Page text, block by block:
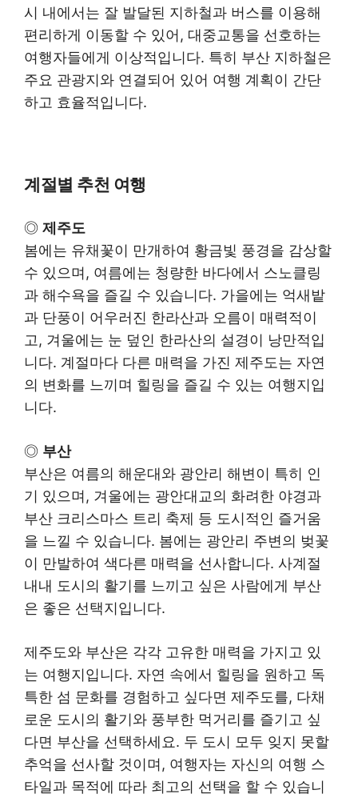
시 내에서는 잘 발달된 지하철과 버스를 이용해
편리하게 이동할 수 있어, 대중교통을 선호하는
여행자들에게 이상적입니다. 특히 부산 지하철은
주요 관광지와 연결되어 있어 여행 계획이 간단
하고 효율적입니다.
계절별 추천 여행
◎ 제주도
봄에는 유채꽃이 만개하여 황금빛 풍경을 감상할
수 있으며, 여름에는 청량한 바다에서 스노클링
과 해수욕을 즐길 수 있습니다. 가을에는 억새밭
과 단풍이 어우러진 한라산과 오름이 매력적이
고, 겨울에는 눈 덮인 한라산의 설경이 낭만적입
니다. 계절마다 다른 매력을 가진 제주도는 자연
의 변화를 느끼며 힐링을 즐길 수 있는 여행지입
니다.
◎ 부산
부산은 여름의 해운대와 광안리 해변이 특히 인
기 있으며, 겨울에는 광안대교의 화려한 야경과
부산 크리스마스 트리 축제 등 도시적인 즐거움
을 느낄 수 있습니다. 봄에는 광안리 주변의 벚꽃
이 만발하여 색다른 매력을 선사합니다. 사계절
내내 도시의 활기를 느끼고 싶은 사람에게 부산
은 좋은 선택지입니다.
제주도와 부산은 각각 고유한 매력을 가지고 있
는 여행지입니다. 자연 속에서 힐링을 원하고 독
특한 섬 문화를 경험하고 싶다면 제주도를, 다채
로운 도시의 활기와 풍부한 먹거리를 즐기고 싶
다면 부산을 선택하세요. 두 도시 모두 잊지 못할
추억을 선사할 것이며, 여행자는 자신의 여행 스
타일과 목적에 따라 최고의 선택을 할 수 있습니